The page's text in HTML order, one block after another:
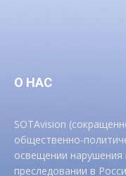
О НАС
SOTAvision
общественно-
освещении нарушения
преследовании в